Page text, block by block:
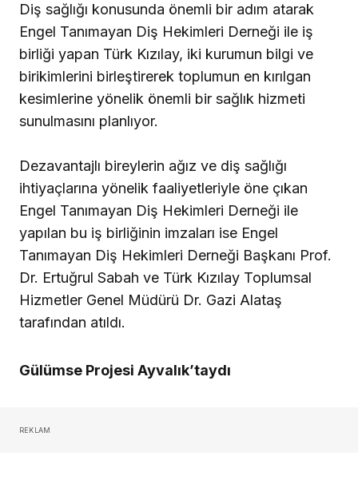
Diş sağlığı konusunda önemli bir adım atarak
Engel Tanımayan Diş Hekimleri Derneği ile iş
birliği yapan Türk Kızılay, iki kurumun bilgi ve
birikimlerini birleştirerek toplumun en kırılgan
kesimlerine yönelik önemli bir sağlık hizmeti
sunulmasını planlıyor.
Dezavantajlı bireylerin ağız ve diş sağlığı
ihtiyaçlarına yönelik faaliyetleriyle öne çıkan
Engel Tanımayan Diş Hekimleri Derneği ile
yapılan bu iş birliğinin imzaları ise Engel
Tanımayan Diş Hekimleri Derneği Başkanı Prof.
Dr. Ertuğrul Sabah ve Türk Kızılay Toplumsal
Hizmetler Genel Müdürü Dr. Gazi Alataş
tarafından atıldı.
Gülümse Projesi Ayvalık’taydı
REKLAM